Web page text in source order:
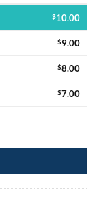
$10.00
$9.00
$8.00
$7.00